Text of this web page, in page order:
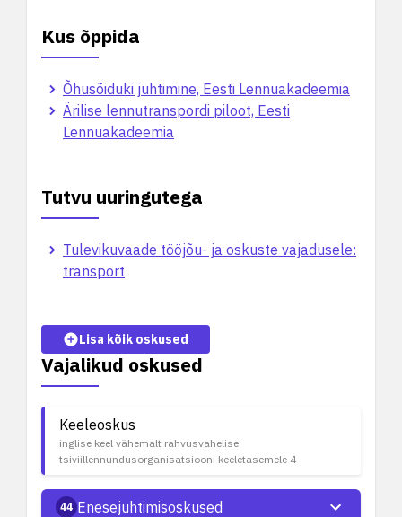
Kus õppida
Õhusõiduki juhtimine, Eesti Lennuakadeemia
Ärilise lennutranspordi piloot, Eesti
Lennuakadeemia
Tutvu uuringutega
Tulevikuvaade tööjõu- ja oskuste vajadusele:
transport
Vajalikud oskused
Lisa kõik oskused
Keeleoskus
inglise keel vähemalt rahvusvahelise
tsiviillennundusorganisatsiooni keeletasemele 4
44 Enesejuhtimisoskused